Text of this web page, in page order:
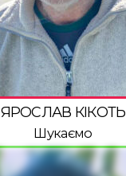
ЯРОСЛАВ КІКОТЬ
Шукаємо